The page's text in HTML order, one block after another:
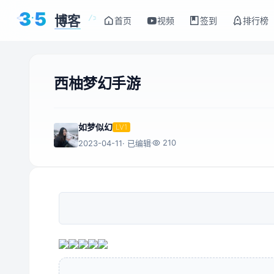
< />
35 博客 首页 视频 签到 排行榜
西柚梦幻手游
如梦似幻 LV1
2023-04-11· 已编辑 210